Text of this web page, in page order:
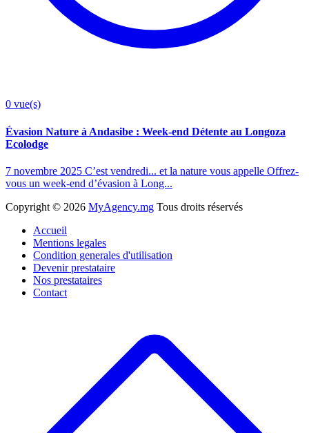
0 vue(s)
Évasion Nature à Andasibe : Week-end Détente au Longoza
Ecolodge
7 novembre 2025 C’est vendredi... et la nature vous appelle Offrez-
vous un week-end d’évasion à Long...
Copyright © 2026 MyAgency.mg Tous droits réservés
Accueil
Mentions legales
Condition generales d'utilisation
Devenir prestataire
Nos prestataires
Contact